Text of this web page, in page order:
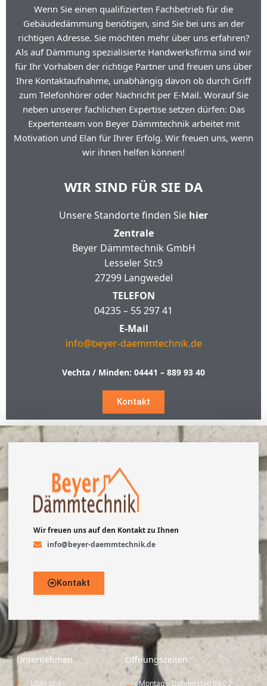
Wenn Sie einen qualifizierten Fachbetrieb für die
Gebäudedämmung benötigen, sind Sie bei uns an der
richtigen Adresse. Sie möchten mehr über uns erfahren?
Als auf Dämmung spezialisierte Handwerksfirma sind wir
für Ihr Vorhaben der richtige Partner und freuen uns über
Ihre Kontaktaufnahme, unabhängig davon ob durch Griff
zum Telefonhörer oder Nachricht per E-Mail. Worauf Sie
neben unserer fachlichen Expertise setzen dürfen: Das
Expertenteam von Beyer Dämmtechnik arbeitet mit
Motivation und Elan für Ihrer Erfolg. Wir freuen uns, wenn
wir ihnen helfen können!
WIR SIND FÜR SIE DA
Unsere Standorte finden Sie hier
Zentrale
Beyer Dämmtechnik GmbH
Lesseler Str.9
27299 Langwedel
TELEFON
04235 – 55 297 41
E-Mail
info@beyer-daemmtechnik.de
Vechta / Minden: 04441 – 889 93 40
Kontakt
Wir freuen uns auf den Kontakt zu Ihnen
info@beyer-daemmtechnik.de
Kontakt
Unternehmen
Über uns
Öffnungszeiten
Montag – Donnerstag 09.00